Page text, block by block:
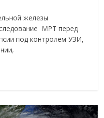
железы
МРТ перед
под контролем УЗИ,